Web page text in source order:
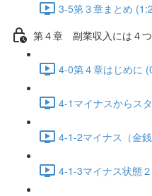
3-5第３章まとめ
第４章 副業収入には４
4-0第４章はじめに
4-1マイナスからス
4-1-2マイナス（金
4-1-3マイナス状態